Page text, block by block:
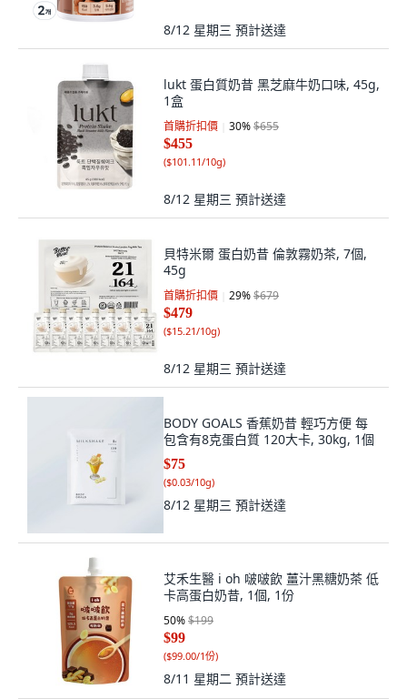
8/12 星期三 預計送達
lukt 蛋白質奶昔 黑芝麻牛奶口味, 45g,
1盒
首購折扣價 30%$655
$455
($101.11/10g)
8/12 星期三 預計送達
貝特米爾 蛋白奶昔 倫敦霧奶茶, 7個,
45g
首購折扣價 29%$679
$479
($15.21/10g)
8/12 星期三 預計送達
BODY GOALS 香蕉奶昔 輕巧方便 每
包含有8克蛋白質 120大卡, 30kg, 1個
$75
($0.03/10g)
8/12 星期三 預計送達
艾禾生醫 i oh 啵啵飲 薑汁黑糖奶茶 低
卡高蛋白奶昔, 1個, 1份
50%$199
$99
($99.00/1份)
8/11 星期二 預計送達